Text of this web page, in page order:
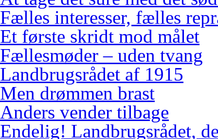
Fælles interesser, fælles
Et første skridt mod målet
Fællesmøder – uden tvang
Landbrugsrådet af 1915
Men drømmen brast
Anders vender tilbage
Endelig! Landbrugsrådet,